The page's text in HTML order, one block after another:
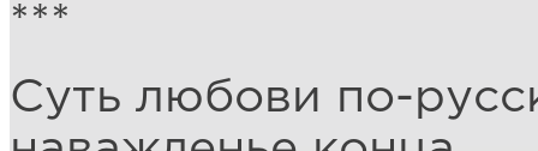
***
Суть любови по-